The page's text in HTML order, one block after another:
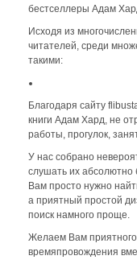
бестселлеры Адам
Исходя из
читателей, среди
такими:
Благодаря сайту
книги Адам Хард, не
работы, прогулок,
У нас собрано
слушать их абсолютно
Вам просто нужно
а приятный простой
поиск намного проще.
Желаем Вам
времяпровождения